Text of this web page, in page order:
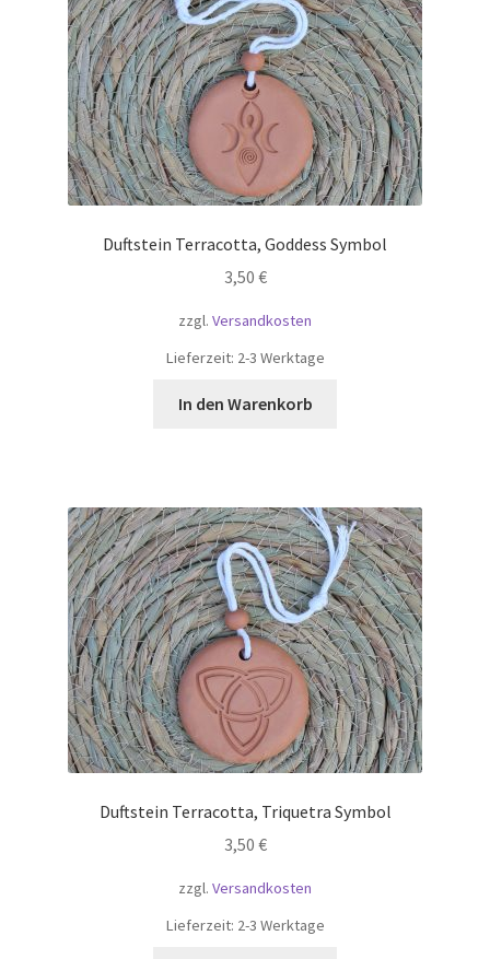
Duftstein Terracotta, Goddess Symbol
3,50 €
zzgl. Versandkosten
Lieferzeit: 2-3 Werktage
In den Warenkorb
Duftstein Terracotta, Triquetra Symbol
3,50 €
zzgl. Versandkosten
Lieferzeit: 2-3 Werktage